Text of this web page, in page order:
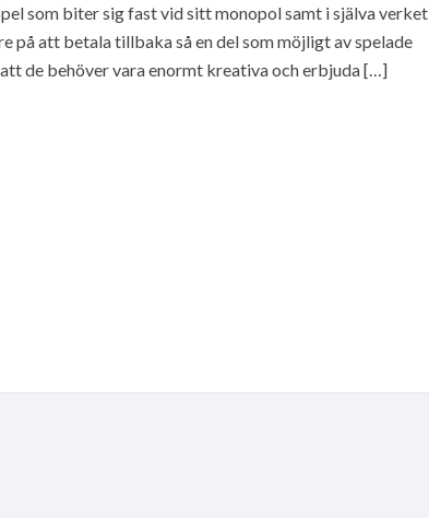
som biter sig fast vid sitt monopol samt i själva verket
på att betala tillbaka så en del som möjligt av spelade
de behöver vara enormt kreativa och erbjuda […]